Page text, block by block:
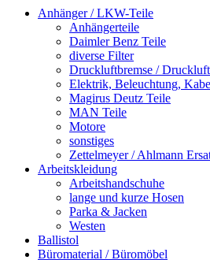
Anhänger / LKW-Teile
Anhängerteile
Daimler Benz Teile
diverse Filter
Druckluftbremse /
Elektrik, Beleuchtung,
Magirus Deutz Teile
MAN Teile
Motore
sonstiges
Zettelmeyer / Ahlmann
Arbeitskleidung
Arbeitshandschuhe
lange und kurze Hosen
Parka & Jacken
Westen
Ballistol
Büromaterial / Büromöbel